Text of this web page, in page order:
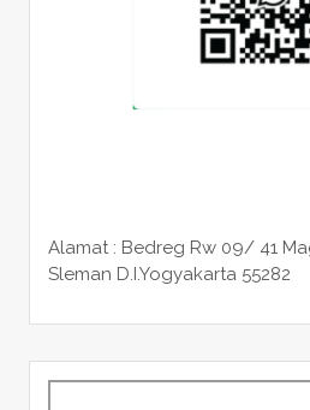
Alamat : Bedreg Rw 09/ 41
Sleman D.I.Yogyakarta 55282